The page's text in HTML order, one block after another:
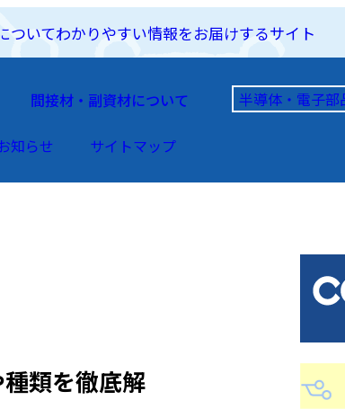
ついてわかりやすい情報をお届けするサイト
間接材・副資材について 半導体・電子部
知らせ サイトマップ
類を徹底解